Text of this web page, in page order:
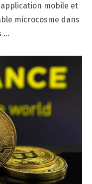
mobile et
microcosme dans
…